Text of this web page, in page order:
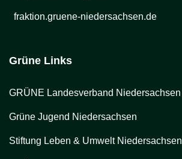
fraktion.gruene-niedersachsen.de
Grüne Links
GRÜNE Landesverband Niedersachsen
Grüne Jugend Niedersachsen
Stiftung Leben & Umwelt Niedersachsen